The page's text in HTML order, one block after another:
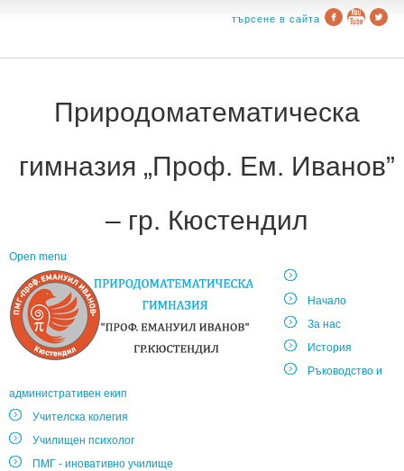
търсене в сайта
Природоматематическа
гимназия „Проф. Ем. Иванов”
– гр. Кюстендил
Open menu
Начало
За нас
История
Ръководство и
административен екип
Учителска колегия
Училищен психолог
ПМГ - иновативно училище